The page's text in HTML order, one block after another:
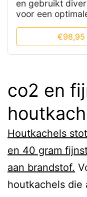
en gebruikt
voor een
€98,95
co2 en
Houtkachels
en 40 gram
aan brandstof.
houtkachels die